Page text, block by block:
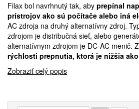
Filax bol navrhnutý tak, aby prepínal
prístrojov ako sú počítače alebo iná
AC zdroja na druhý alternatívny zdroj.
zdrojom je distribučná sieť, alebo
alternatívnym zdrojom je DC-AC menič.
rýchlosti prepnutia, ktorá je nižšia
Zobraziť celý popis